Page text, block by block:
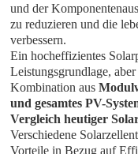
und der
zu reduzieren und die
verbessern.
Ein hocheffizientes
Leistungsgrundlage,
Kombination aus
und gesamtes PV-
Vergleich heutiger
Verschiedene
Vorteile in Bezug auf